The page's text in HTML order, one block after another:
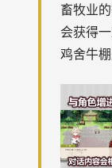
畜牧业
会获得
鸡舍牛